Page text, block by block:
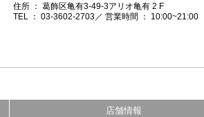
住所 ： 葛飾区亀有3-49-3アリオ亀有 2 F
TEL ： 03-3602-2703／ 営業時間 ： 10:00~21:00
店舗情報